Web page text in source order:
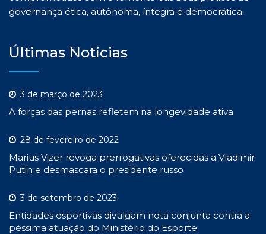
governança ética, autônoma, íntegra e democrática.
Últimas Notícias
3 de março de 2023
A forças das pernas refletem na longevidade ativa
28 de fevereiro de 2022
Marius Vizer revoga prerrogativas oferecidas a Vladimir
Putin e desmascara o presidente russo
3 de setembro de 2023
Entidades esportivas divulgam nota conjunta contra a
péssima atuação do Ministério do Esporte